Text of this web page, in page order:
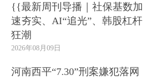
{{最新周刊导播｜社保基数加
速夯实、AI“追光”、韩股杠杆
狂潮
2026年08月09日
河南西平“7.30”刑案嫌犯落网